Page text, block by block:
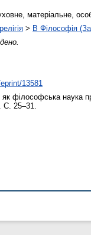
матеріальне,
> B Філософія
13581
як філософська наука
25–31.